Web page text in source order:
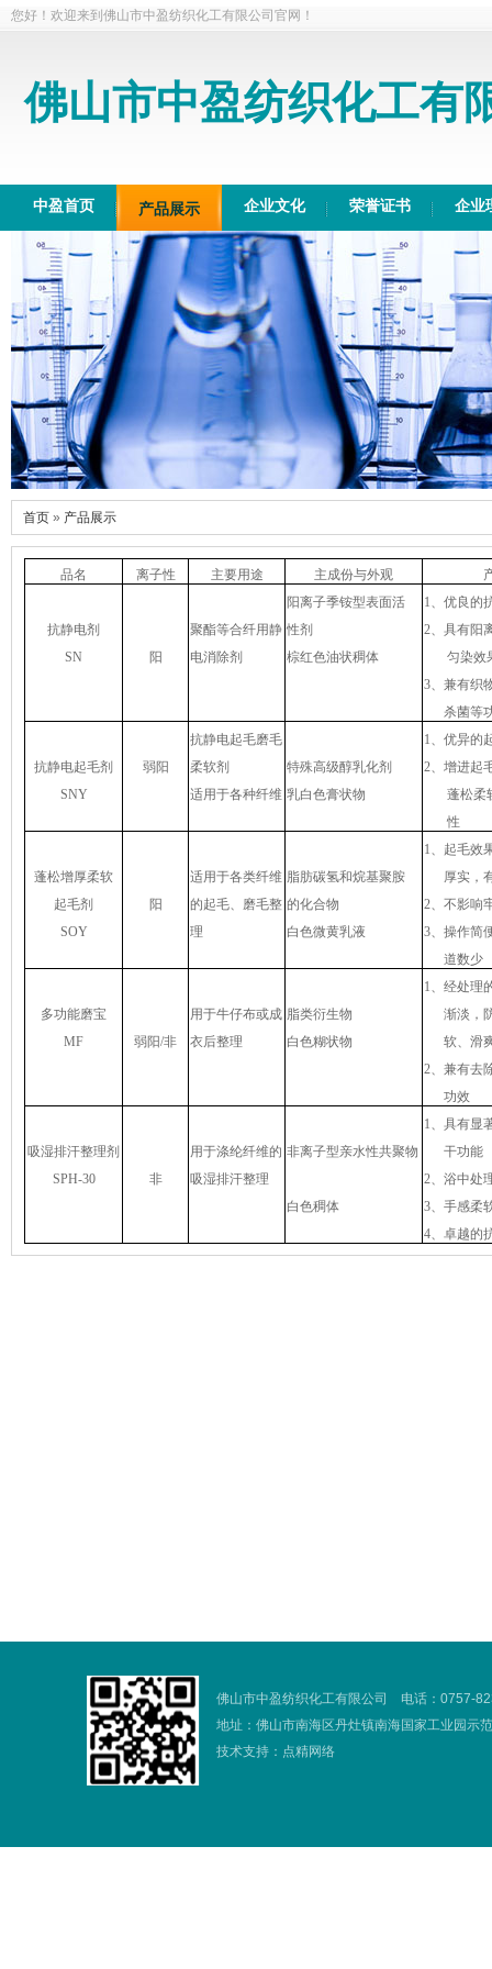
您好！欢迎来到佛山市中盈纺织化工有限公司官网！
佛山市中盈纺织化工有
中盈首页 产品展示 企业文化 荣誉证书 企业
首页 » 产品展示
品名 离子性 主要用途 主成份与外观
阳离子季铵型表面活
1、优良的
抗静电剂
聚酯等合纤用静 性剂 2、具有阳
SN
阳 电消除剂 棕红色油状稠体
匀染效
3、兼有织
杀菌等
抗静电起毛磨毛
1、优异的
抗静电起毛剂
弱阳 柔软剂 特殊高级醇乳化剂 2、增进起
SNY
适用于各种纤维 乳白色膏状物
蓬松柔
性
1、起毛效
蓬松增厚柔软
适用于各类纤维 脂肪碳氢和烷基聚胺
厚实，
起毛剂
阳 的起毛、磨毛整 的化合物 2、不影响
SOY
理 白色微黄乳液 3、操作简
道数少
1、经处理
多功能磨宝
用于牛仔布或成 脂类衍生物
渐淡，
MF
弱阳/非 衣后整理 白色糊状物
软、滑
2、兼有去
功效
1、具有显
吸湿排汗整理剂
用于涤纶纤维的 非离子型亲水性共聚物
干功能
SPH-30
非 吸湿排汗整理 2、浴中处
白色稠体
3、手感柔
4、卓越的
佛山市中盈纺织化工有限公司 电话：0757-
地址：佛山市南海区丹灶镇南海国家工业园
技术支持： 点精网络